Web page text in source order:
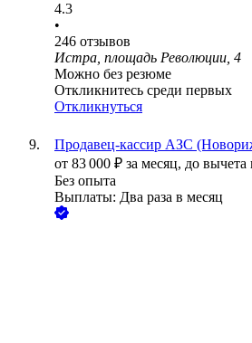
4.3
•
246 отзывов
Истра, площадь Революции, 4
Можно без резюме
Откликнитесь среди первых
Откликнуться
Продавец-кассир АЗС
от 83 000 ₽ за месяц, до вычета
Без опыта
Выплаты: Два раза в месяц